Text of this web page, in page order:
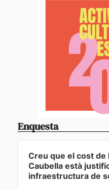
Enquesta
Creu que el cost de
Caubella està
infraestructura de